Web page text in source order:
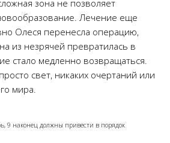
зона не позволяет
Лечение еще
Олеся перенесла операцию,
из незрячей превратилась в
стало медленно возвращаться.
свет, никаких очертаний или
мира.
9 наконец должны привести в порядок